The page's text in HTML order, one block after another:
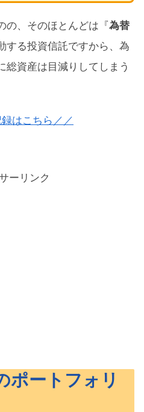
の、そのほとんどは『為替
する投資信託ですから、為
総資産は目減りしてしまう
はこちら／／
ーリンク
ポートフォリ